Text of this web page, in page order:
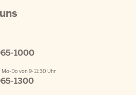
1000
Do von 9-11:30 Uhr
1300